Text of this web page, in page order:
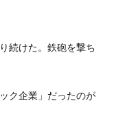
続けた。鉄砲を撃ち
ク企業」だったのが